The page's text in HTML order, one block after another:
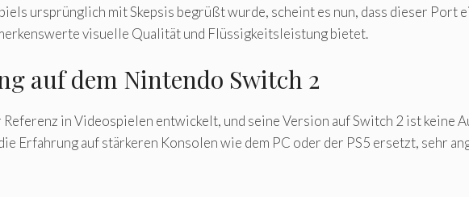
ursprünglich mit Skepsis begrüßt wurde, scheint es nun, dass dieser Port
visuelle Qualität und Flüssigkeitsleistung bietet.
auf dem Nintendo Switch 2
Referenz in Videospielen entwickelt, und seine Version auf Switch 2 ist keine
Erfahrung auf stärkeren Konsolen wie dem PC oder der PS5 ersetzt, sehr